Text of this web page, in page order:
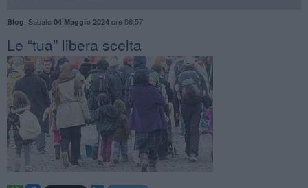
Blog Sabato 04 Maggio 2024ore 06:57
​Le “tua” libera scelta